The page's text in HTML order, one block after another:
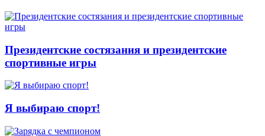
Президентские состязания и президентские
спортивные игры
Я выбираю спорт!